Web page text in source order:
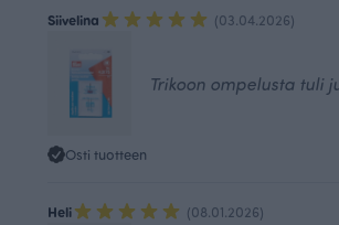
Siivelina (03.04.2026)
Trikoon ompelusta tuli
Osti tuotteen
Heli (08.01.2026)